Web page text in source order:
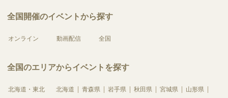
全国開催のイベントから探す
オンライン 動画配信 全国
全国のエリアからイベントを探す
北海道・東北 北海道 青森県 岩手県 秋田県 宮城県
山形県